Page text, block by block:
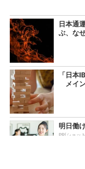
日本通
ぶ、な
「日本
メイ
明日働
PR(ショッ